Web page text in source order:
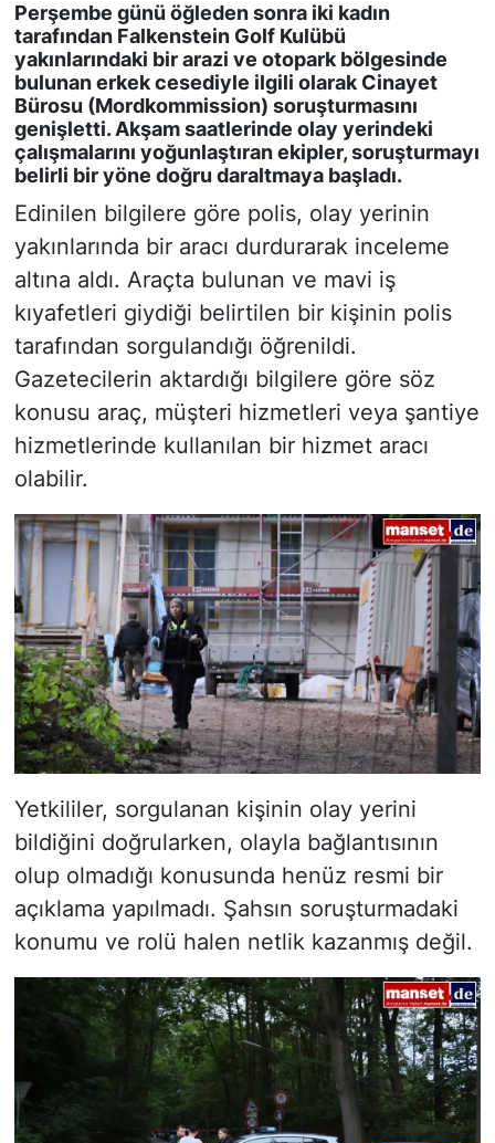
Perşembe günü öğleden sonra iki kadın
tarafından Falkenstein Golf Kulübü
yakınlarındaki bir arazi ve otopark bölgesinde
bulunan erkek cesediyle ilgili olarak Cinayet
Bürosu (Mordkommission) soruşturmasını
genişletti. Akşam saatlerinde olay yerindeki
çalışmalarını yoğunlaştıran ekipler, soruşturmayı
belirli bir yöne doğru daraltmaya başladı.
Edinilen bilgilere göre polis, olay yerinin
yakınlarında bir aracı durdurarak inceleme
altına aldı. Araçta bulunan ve mavi iş
kıyafetleri giydiği belirtilen bir kişinin polis
tarafından sorgulandığı öğrenildi.
Gazetecilerin aktardığı bilgilere göre söz
konusu araç, müşteri hizmetleri veya şantiye
hizmetlerinde kullanılan bir hizmet aracı
olabilir.
Yetkililer, sorgulanan kişinin olay yerini
bildiğini doğrularken, olayla bağlantısının
olup olmadığı konusunda henüz resmi bir
açıklama yapılmadı. Şahsın soruşturmadaki
konumu ve rolü halen netlik kazanmış değil.